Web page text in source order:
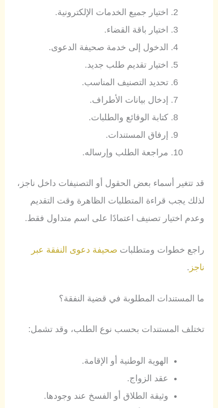
اختيار جميع الخدمات الإلكترونية.
اختيار باقة القضاء.
الدخول إلى خدمة صحيفة الدعوى.
اختيار تقديم طلب جديد.
تحديد التصنيف المناسب.
إدخال بيانات الأطراف.
كتابة الوقائع والطلبات.
إرفاق المستندات.
مراجعة الطلب وإرساله.
قد تتغير أسماء بعض الحقول أو التصنيفات داخل ناجز،
لذلك يجب قراءة المتطلبات الظاهرة وقت التقديم
وعدم اختيار تصنيف اعتمادًا على اسم متداول فقط.
راجع خطوات ومتطلبات صحيفة دعوى النفقة عبر
ناجز .
ما المستندات المطلوبة في قضية النفقة؟
تختلف المستندات بحسب نوع الطلب، وقد تشمل:
الهوية الوطنية أو الإقامة.
عقد الزواج.
وثيقة الطلاق أو الفسخ عند وجودها.